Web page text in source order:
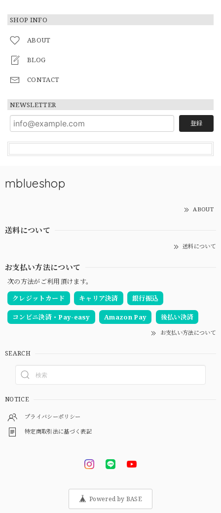
SHOP INFO
ABOUT
BLOG
CONTACT
NEWSLETTER
登録
mblueshop
ABOUT
送料について
送料について
お支払い方法について
次の方法がご利用頂けます。
クレジットカード
キャリア決済 銀行振込
コンビニ決済・Pay-easy Amazon Pay 後払い決済
お支払い方法について
SEARCH
NOTICE
プライバシーポリシー
特定商取引法に基づく表記
Powered by BASE